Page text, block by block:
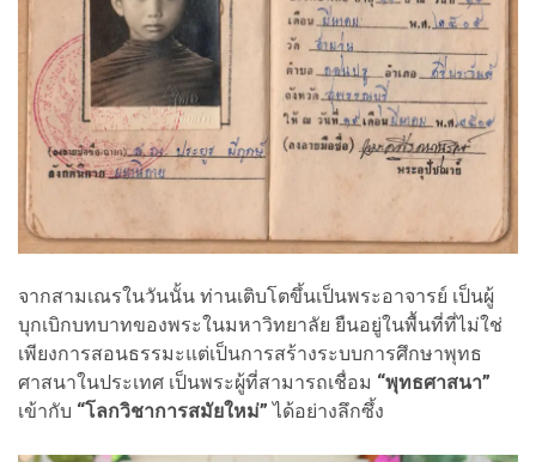
จากสามเณรในวันนั้น ท่านเติบโตขึ้นเป็นพระอาจารย์ เป็นผู้
บุกเบิกบทบาทของพระในมหาวิทยาลัย ยืนอยู่ในพื้นที่ที่ไม่ใช่
เพียงการสอนธรรมะแต่เป็นการสร้างระบบการศึกษาพุทธ
ศาสนาในประเทศ เป็นพระผู้ที่สามารถเชื่อม “พุทธศาสนา”
เข้ากับ “โลกวิชาการสมัยใหม่” ได้อย่างลึกซึ้ง